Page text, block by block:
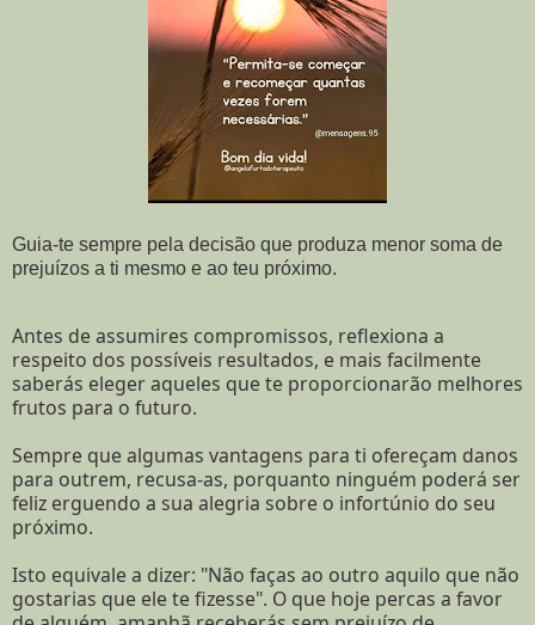
Guia-te sempre pela decisão que produza menor soma de
prejuízos a ti mesmo e ao teu próximo.
Antes de assumires compromissos, reflexiona a
respeito dos possíveis resultados, e mais facilmente
saberás eleger aqueles que te proporcionarão melhores
frutos para o futuro.
Sempre que algumas vantagens para ti ofereçam danos
para outrem, recusa-as, porquanto ninguém poderá ser
feliz erguendo a sua alegria sobre o infortúnio do seu
próximo.
Isto equivale a dizer: "Não faças ao outro aquilo que não
gostarias que ele te fizesse". O que hoje percas a favor